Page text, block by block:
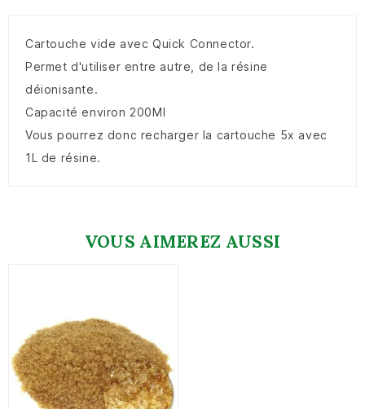
Cartouche vide avec Quick Connector.
Permet d'utiliser entre autre, de la résine
déionisante.
Capacité environ 200Ml
Vous pourrez donc recharger la cartouche 5x avec
1L de résine.
VOUS AIMEREZ AUSSI